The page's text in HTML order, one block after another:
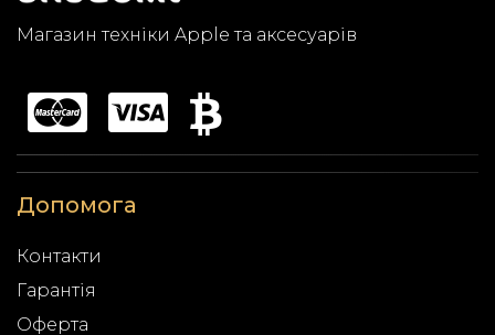
Магазин техніки Apple та аксесуарів
Допомога
Контакти
Гарантія
Оферта